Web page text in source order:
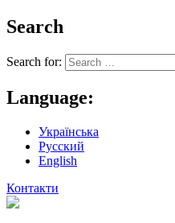
Search
Search for:
Language:
Українська
Русский
English
Контакти